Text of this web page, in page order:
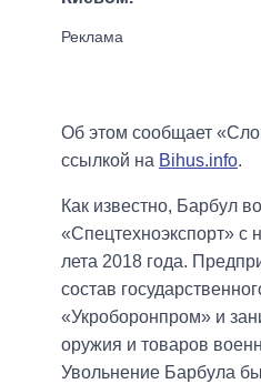
Об этом сообщает
ссылкой на Bihus.info.
Как известно, Барбул
«Спецтехноэкспорт» с
лета 2018 года.
состав
«Укроборонпром» и
оружия и товаров
Увольнение Барбула